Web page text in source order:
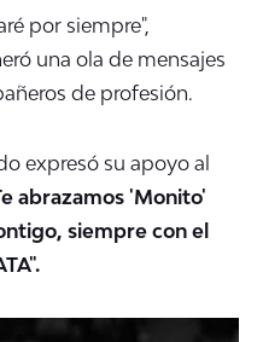
por siempre",
una ola de mensajes
de profesión.
expresó su apoyo al
abrazamos 'Monito'
siempre con el